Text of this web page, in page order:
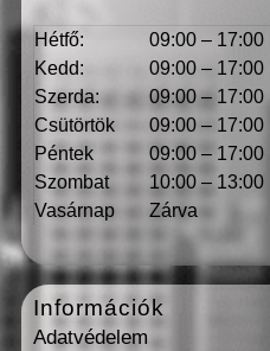
Hétfő:
09:00 – 17:00
Kedd:
09:00 – 17:00
Szerda:
09:00 – 17:00
Csütörtök
09:00 – 17:00
Péntek
09:00 – 17:00
Szombat
10:00 – 13:00
Vasárnap
Zárva
Információk
Adatvédelem